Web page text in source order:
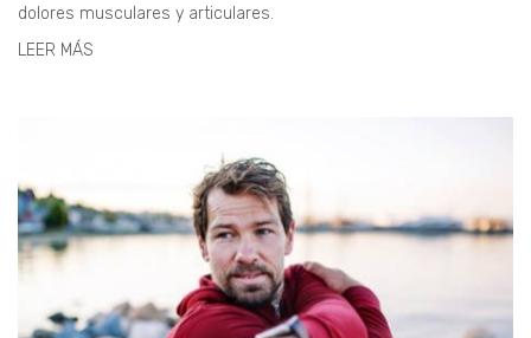
dolores musculares y articulares.
LEER MÁS